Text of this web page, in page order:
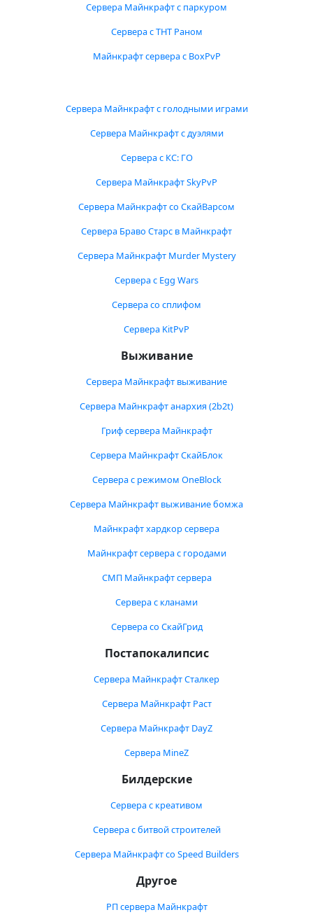
Сервера Майнкрафт с паркуром
Сервера с ТНТ Раном
Майнкрафт сервера с BoxPvP
Сервера Майнкрафт с голодными играми
Сервера Майнкрафт с дуэлями
Сервера с КС: ГО
Сервера Майнкрафт SkyPvP
Сервера Майнкрафт со СкайВарсом
Сервера Браво Старс в Майнкрафт
Сервера Майнкрафт Murder Mystery
Сервера с Egg Wars
Сервера со сплифом
Сервера KitPvP
Выживание
Сервера Майнкрафт выживание
Сервера Майнкрафт анархия (2b2t)
Гриф сервера Майнкрафт
Сервера Майнкрафт СкайБлок
Сервера с режимом OneBlock
Сервера Майнкрафт выживание бомжа
Майнкрафт хардкор сервера
Майнкрафт сервера с городами
СМП Майнкрафт сервера
Сервера с кланами
Сервера со СкайГрид
Постапокалипсис
Сервера Майнкрафт Сталкер
Сервера Майнкрафт Раст
Сервера Майнкрафт DayZ
Сервера MineZ
Билдерские
Сервера с креативом
Сервера с битвой строителей
Сервера Майнкрафт со Speed Builders
Другое
РП сервера Майнкрафт